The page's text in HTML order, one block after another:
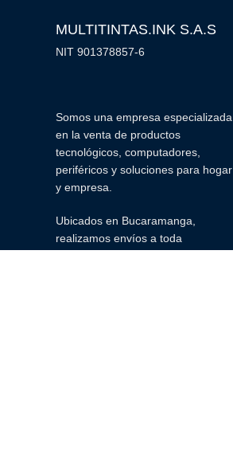
MULTITINTAS.INK S.A.S
NIT 901378857-6
Somos una empresa especializada
en la venta de productos
tecnológicos, computadores,
periféricos y soluciones para hogar
y empresa.
Ubicados en Bucaramanga,
realizamos envíos a toda